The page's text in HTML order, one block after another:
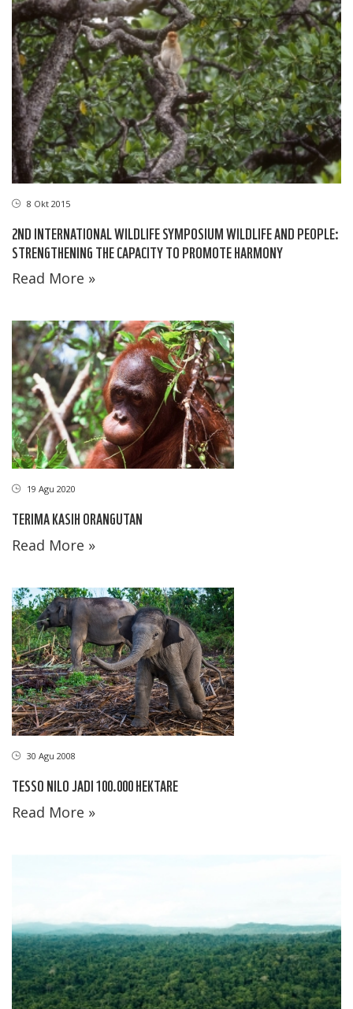
8 Okt 2015
2ND INTERNATIONAL WILDLIFE SYMPOSIUM WILDLIFE AND PEOPLE:
STRENGTHENING THE CAPACITY TO PROMOTE HARMONY
Read More »
19 Agu 2020
TERIMA KASIH ORANGUTAN
Read More »
30 Agu 2008
TESSO NILO JADI 100.000 HEKTARE
Read More »